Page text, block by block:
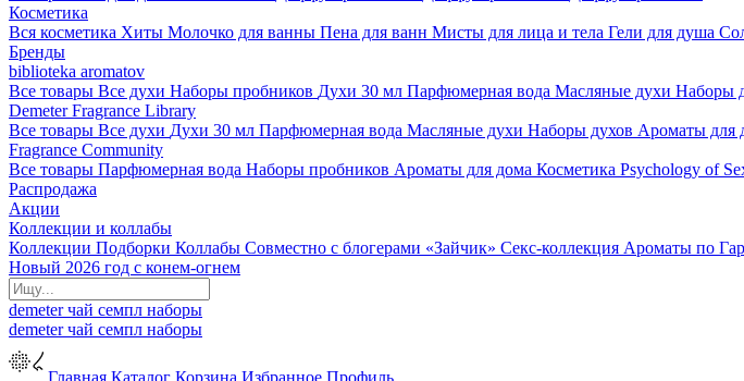
Косметика
Вся косметика Хиты Молочко для ванны Пена для ванн Мисты для лица и тела Гели для душа
Бренды
biblioteka aromatov
Все товары Все духи Наборы пробников Духи 30 мл Парфюмерная вода Масляные духи Наборы
Demeter Fragrance Library
Все товары Все духи Духи 30 мл Парфюмерная вода Масляные духи Наборы духов Ароматы для
Fragrance Community
Все товары Парфюмерная вода Наборы пробников Ароматы для дома Косметика Psychology of
Распродажа
Акции
Коллекции и коллабы
Коллекции Подборки Коллабы Совместно с блогерами «Зайчик» Секс-коллекция Ароматы по
Новый 2026 год с конем-огнем
demeterчай семпл наборы
demeterчай семпл наборы
Главная Каталог Корзина Избранное Профиль